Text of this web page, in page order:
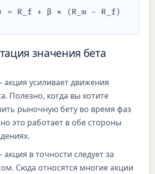
= R_f + β × (R_m − R_f)
значения бета
усиливает движения
Полезно, когда вы хотите
рыночную бету во время фаз
это работает в обе стороны
в точности следует за
Сюда относятся многие акции